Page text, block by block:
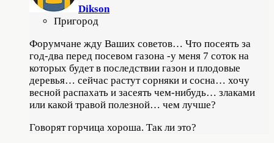
Dikson
Пригород
Форумчане жду Ваших советов… Что посеять за
год-два перед посевом газона -у меня 7 соток на
которых будет в последствии газон и плодовые
деревья… сейчас растут сорняки и сосна… хочу
весной распахать и засеять чем-нибудь… злаками
или какой травой полезной… чем лучше?
Говорят горчица хороша. Так ли это?